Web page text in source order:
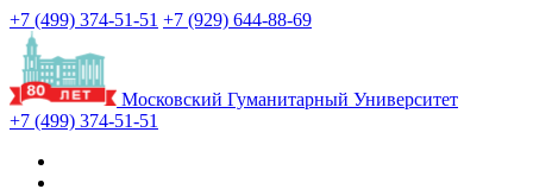
+7 (499) 374-51-51 +7 (929) 644-88-69
Московский Гуманитарный Университет
+7 (499) 374-51-51